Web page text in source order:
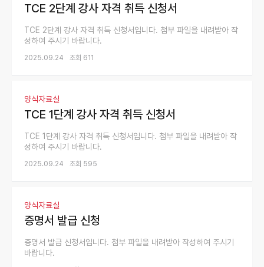
TCE 2단계 강사 자격 취득 신청서
TCE 2단계 강사 자격 취득 신청서입니다. 첨부 파일을 내려받아 작
성하여 주시기 바랍니다.
2025.09.24 조회 611
양식자료실
TCE 1단계 강사 자격 취득 신청서
TCE 1단계 강사 자격 취득 신청서입니다. 첨부 파일을 내려받아 작
성하여 주시기 바랍니다.
2025.09.24 조회 595
양식자료실
증명서 발급 신청
증명서 발급 신청서입니다. 첨부 파일을 내려받아 작성하여 주시기
바랍니다.